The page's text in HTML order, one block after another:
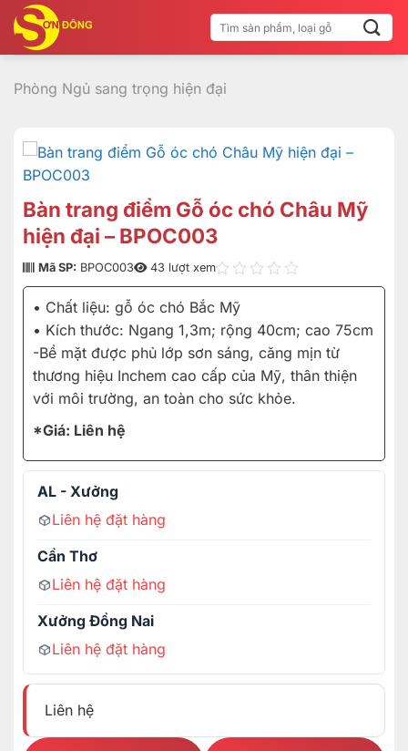
qua
nội
dung
Tìm
kiếm:
Phòng Ngủ sang trọng hiện đại
Bàn trang điểm Gỗ óc chó Châu Mỹ
hiện đại – BPOC003
Mã SP: BPOC003 43 lượt xem
• Chất liệu: gỗ óc chó Bắc Mỹ
• Kích thước: Ngang 1,3m; rộng 40cm; cao 75cm
-Bề mặt được phủ lớp sơn sáng, căng mịn từ
thương hiệu Inchem cao cấp của Mỹ, thân thiện
với môi trường, an toàn cho sức khỏe.
*Giá: Liên hệ
AL - Xưởng
Liên hệ đặt hàng
Cần Thơ
Liên hệ đặt hàng
Xưởng Đồng Nai
Liên hệ đặt hàng
Liên hệ